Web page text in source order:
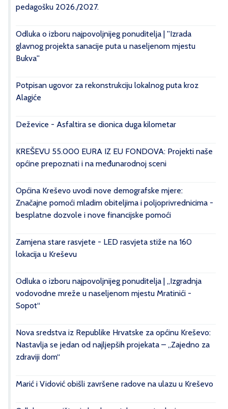
pedagošku 2026./2027.
Odluka o izboru najpovoljnijeg ponuditelja | ''Izrada
glavnog projekta sanacije puta u naseljenom mjestu
Bukva''
Potpisan ugovor za rekonstrukciju lokalnog puta kroz
Alagiće
Deževice - Asfaltira se dionica duga kilometar
KREŠEVU 55.000 EURA IZ EU FONDOVA: Projekti naše
općine prepoznati i na međunarodnoj sceni
Općina Kreševo uvodi nove demografske mjere:
Značajne pomoći mladim obiteljima i poljoprivrednicima -
besplatne dozvole i nove financijske pomoći
Zamjena stare rasvjete - LED rasvjeta stiže na 160
lokacija u Kreševu
Odluka o izboru najpovoljnijeg ponuditelja | „Izgradnja
vodovodne mreže u naseljenom mjestu Mratinići -
Sopot“
Nova sredstva iz Republike Hrvatske za općinu Kreševo:
Nastavlja se jedan od najljepših projekata – „Zajedno za
zdraviji dom“
Marić i Vidović obišli završene radove na ulazu u Kreševo